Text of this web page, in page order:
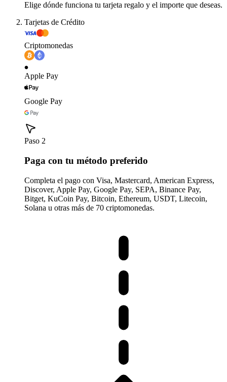
Elige dónde funciona tu tarjeta regalo y el importe que deseas.
Tarjetas de Crédito
Criptomonedas
Apple Pay
Google Pay
Paso 2
Paga con tu método preferido
Completa el pago con Visa, Mastercard, American Express,
Discover, Apple Pay, Google Pay, SEPA, Binance Pay,
Bitget, KuCoin Pay, Bitcoin, Ethereum, USDT, Litecoin,
Solana u otras más de 70 criptomonedas.